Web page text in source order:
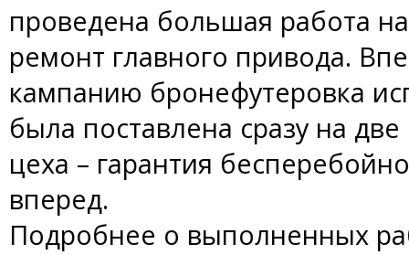
проведена большая работа
ремонт главного привода.
кампанию бронефутеровка
была поставлена сразу на
цеха – гарантия
вперед.
Подробнее о выполненных